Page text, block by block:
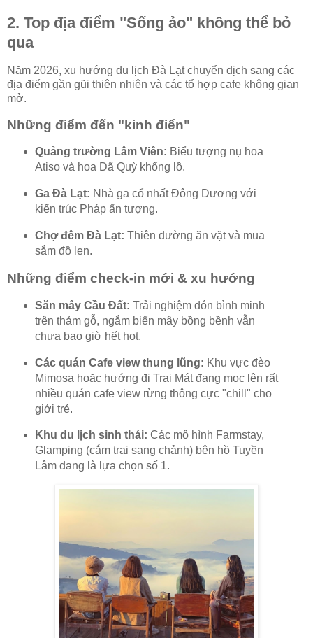
2. Top địa điểm "Sống ảo" không thể bỏ
qua
Năm 2026, xu hướng du lịch Đà Lạt chuyển dịch sang các
địa điểm gần gũi thiên nhiên và các tổ hợp cafe không gian
mở.
Những điểm đến "kinh điển"
Quảng trường Lâm Viên: Biểu tượng nụ hoa
Atiso và hoa Dã Quỳ khổng lồ.
Ga Đà Lạt: Nhà ga cổ nhất Đông Dương với
kiến trúc Pháp ấn tượng.
Chợ đêm Đà Lạt: Thiên đường ăn vặt và mua
sắm đồ len.
Những điểm check-in mới & xu hướng
Săn mây Cầu Đất: Trải nghiệm đón bình minh
trên thảm gỗ, ngắm biển mây bồng bềnh vẫn
chưa bao giờ hết hot.
Các quán Cafe view thung lũng: Khu vực đèo
Mimosa hoặc hướng đi Trại Mát đang mọc lên rất
nhiều quán cafe view rừng thông cực "chill" cho
giới trẻ.
Khu du lịch sinh thái: Các mô hình Farmstay,
Glamping (cắm trại sang chảnh) bên hồ Tuyền
Lâm đang là lựa chọn số 1.